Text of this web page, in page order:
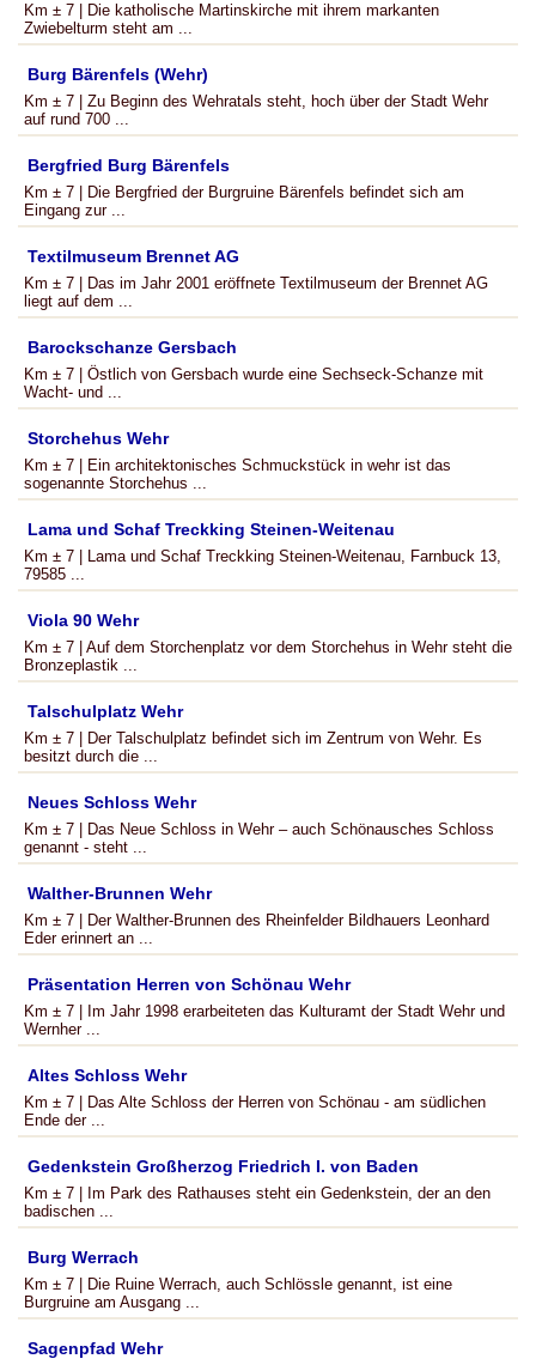
Km ± 7 | Die katholische Martinskirche mit ihrem markanten
Zwiebelturm steht am ...
Burg Bärenfels (Wehr)
Km ± 7 | Zu Beginn des Wehratals steht, hoch über der Stadt Wehr
auf rund 700 ...
Bergfried Burg Bärenfels
Km ± 7 | Die Bergfried der Burgruine Bärenfels befindet sich am
Eingang zur ...
Textilmuseum Brennet AG
Km ± 7 | Das im Jahr 2001 eröffnete Textilmuseum der Brennet AG
liegt auf dem ...
Barockschanze Gersbach
Km ± 7 | Östlich von Gersbach wurde eine Sechseck-Schanze mit
Wacht- und ...
Storchehus Wehr
Km ± 7 | Ein architektonisches Schmuckstück in wehr ist das
sogenannte Storchehus ...
Lama und Schaf Treckking Steinen-Weitenau
Km ± 7 | Lama und Schaf Treckking Steinen-Weitenau, Farnbuck 13,
79585 ...
Viola 90 Wehr
Km ± 7 | Auf dem Storchenplatz vor dem Storchehus in Wehr steht die
Bronzeplastik ...
Talschulplatz Wehr
Km ± 7 | Der Talschulplatz befindet sich im Zentrum von Wehr. Es
besitzt durch die ...
Neues Schloss Wehr
Km ± 7 | Das Neue Schloss in Wehr – auch Schönausches Schloss
genannt - steht ...
Walther-Brunnen Wehr
Km ± 7 | Der Walther-Brunnen des Rheinfelder Bildhauers Leonhard
Eder erinnert an ...
Präsentation Herren von Schönau Wehr
Km ± 7 | Im Jahr 1998 erarbeiteten das Kulturamt der Stadt Wehr und
Wernher ...
Altes Schloss Wehr
Km ± 7 | Das Alte Schloss der Herren von Schönau - am südlichen
Ende der ...
Gedenkstein Großherzog Friedrich I. von Baden
Km ± 7 | Im Park des Rathauses steht ein Gedenkstein, der an den
badischen ...
Burg Werrach
Km ± 7 | Die Ruine Werrach, auch Schlössle genannt, ist eine
Burgruine am Ausgang ...
Sagenpfad Wehr